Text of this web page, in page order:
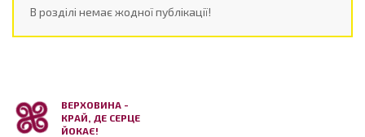
В розділі немає жодної публікації!
ВЕРХОВИНА -
КРАЙ, ДЕ СЕРЦЕ
ЙОКАЄ!